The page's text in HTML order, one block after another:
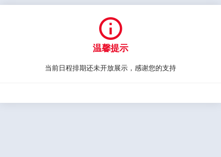

温馨提示
当前日程排期还未开放展示，感谢您的支持